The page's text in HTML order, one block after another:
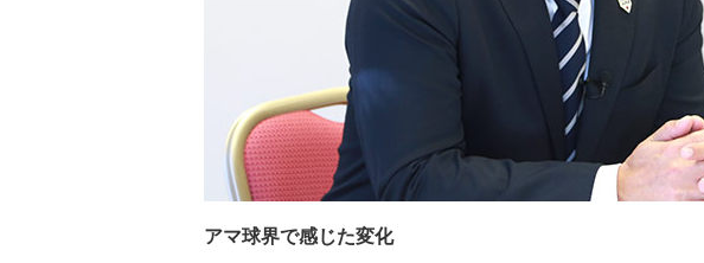
アマ球界で感じた変化